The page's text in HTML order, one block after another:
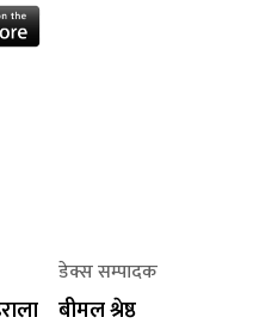
डेक्स सम्पादक
बीमल श्रेष्ठ